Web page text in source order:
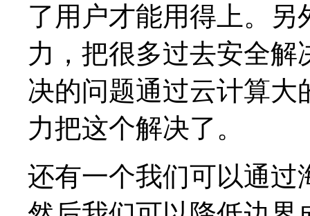
了用户才能用得上。
力，把很多过去安全
决的问题通过云计算
力把这个解决了。
还有一个我们可以通过